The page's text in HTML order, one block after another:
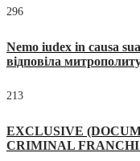
296
Nemo iudex in causa
відповіла
213
EXCLUSIVE
CRIMINAL